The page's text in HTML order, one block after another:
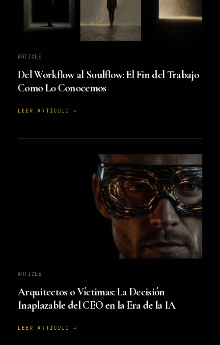
ARTICLE
Del Workflow al Soulflow: El Fin del Trabajo
Como Lo Conocemos
LEER ARTÍCULO →
ARTICLE
Arquitectos o Víctimas: La Decisión
Inaplazable del CEO en la Era de la IA
LEER ARTÍCULO →